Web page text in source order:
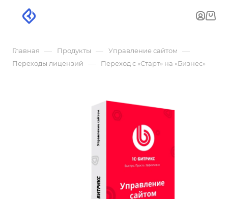
Главная — Продукты — Управление сайтом —
Переходы лицензий — Переход с «Старт» на «Бизнес»